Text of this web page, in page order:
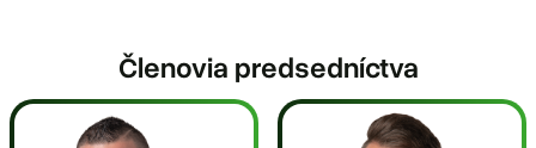
Členovia predsedníctva